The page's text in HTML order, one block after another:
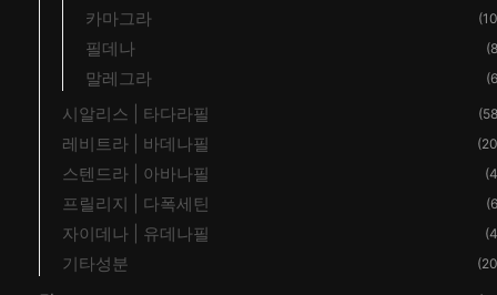
카마그라
필데나
말레그라
시알리스 | 타다라필
레비트라 | 바데나필
스텐드라 | 아바나필
프릴리지 | 다폭세틴
자이데나 | 유데나필
기타성분